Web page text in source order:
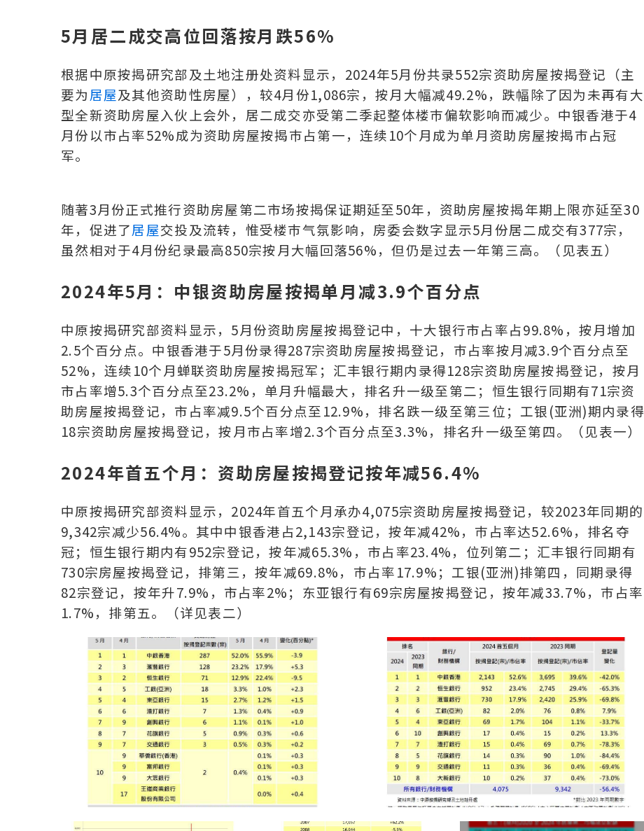
5月居二成交高位回落按月跌56%
根据中原按揭研究部及土地注册处资料显示，2024年5月份共录552宗资助房屋按揭登记（主
要为居屋及其他资助性房屋），较4月份1,086宗，按月大幅减49.2%，跌幅除了因为未再有大
型全新资助房屋入伙上会外，居二成交亦受第二季起整体楼巿偏软影响而减少。中银香港于4
月份以市占率52%成为资助房屋按揭巿占第一，连续10个月成为单月资助房屋按揭巿占冠
军。
随著3月份正式推行资助房屋第二市场按揭保证期延至50年，资助房屋按揭年期上限亦延至30
年，促进了居屋交投及流转，惟受楼巿气氛影响，房委会数字显示5月份居二成交有377宗，
虽然相对于4月份纪录最高850宗按月大幅回落56%，但仍是过去一年第三高。（见表五）
2024年5月：中银资助房屋按揭单月减3.9个百分点
中原按揭研究部资料显示，5月份资助房屋按揭登记中，十大银行市占率占99.8%，按月增加
2.5个百分点。中银香港于5月份录得287宗资助房屋按揭登记，巿占率按月减3.9个百分点至
52%，连续10个月蝉联资助房屋按揭冠军；汇丰银行期内录得128宗资助房屋按揭登记，按月
市占率增5.3个百分点至23.2%，单月升幅最大，排名升一级至第二；恒生银行同期有71宗资
助房屋按揭登记，市占率减9.5个百分点至12.9%，排名跌一级至第三位；工银(亚洲)期内录得
18宗资助房屋按揭登记，按月市占率增2.3个百分点至3.3%，排名升一级至第四。（见表一）
2024年首五个月：资助房屋按揭登记按年减56.4%
中原按揭研究部资料显示，2024年首五个月承办4,075宗资助房屋按揭登记，较2023年同期的
9,342宗减少56.4%。其中中银香港占2,143宗登记，按年减42%，巿占率达52.6%，排名夺
冠；恒生银行期内有952宗登记，按年减65.3%，市占率23.4%，位列第二；汇丰银行同期有
730宗房屋按揭登记，排第三，按年减69.8%，巿占率17.9%；工银(亚洲)排第四，同期录得
82宗登记，按年升7.9%，市占率2%；东亚银行有69宗房屋按揭登记，按年减33.7%，巿占率
1.7%，排第五。（详见表二）